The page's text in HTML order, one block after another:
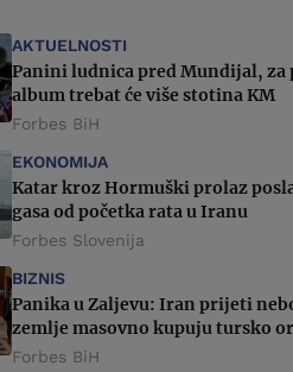
AKTUELNOSTI
Panini ludnica pred Mundijal, za
album trebat će više stotina KM
Forbes BiH
EKONOMIJA
Katar kroz Hormuški prolaz
gasa od početka rata u Iranu
Forbes Slovenija
BIZNIS
Panika u Zaljevu: Iran prijeti
zemlje masovno kupuju tursko
Forbes BiH